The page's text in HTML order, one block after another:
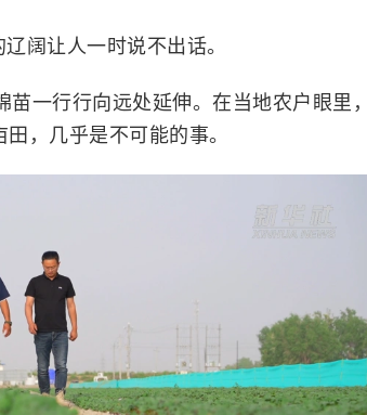
让人一时说不出话。
行行向远处延伸。在当地农户眼里，
，几乎是不可能的事。